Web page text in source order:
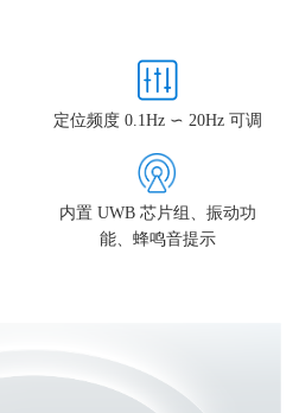
定位频度 0.1Hz ∽ 20Hz 可调
内置 UWB 芯片组、振动功
能、蜂鸣音提示